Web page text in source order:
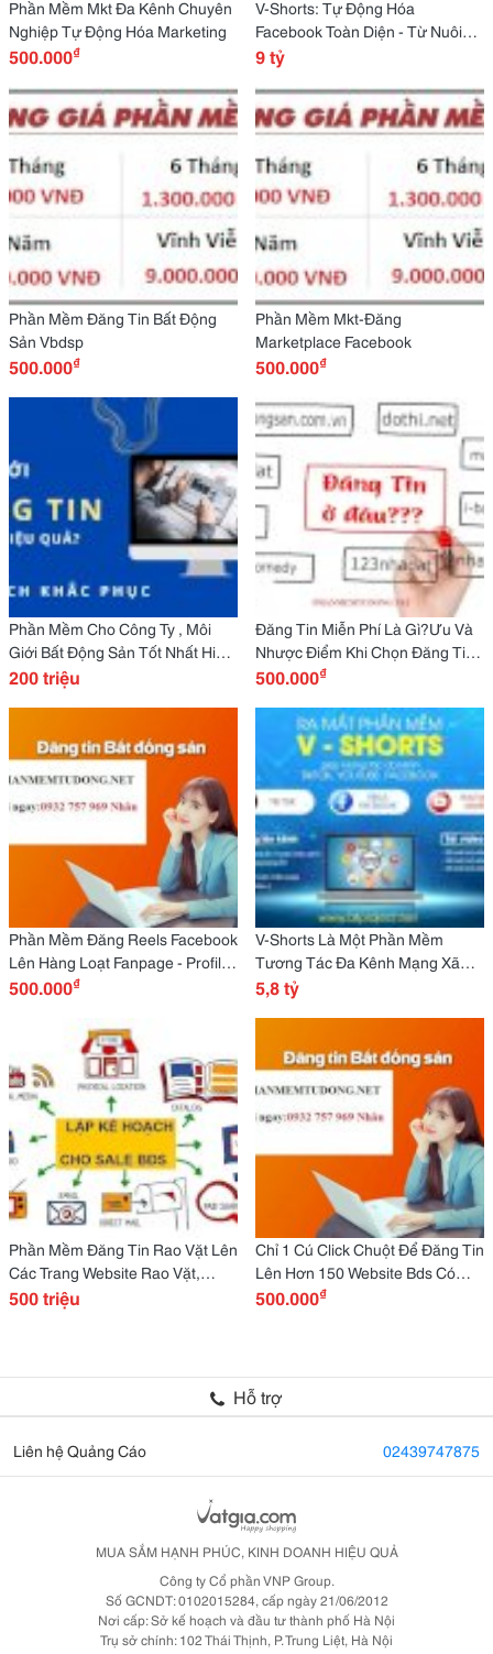
Phần Mềm Mkt Đa Kênh Chuyên
Nghiệp Tự Động Hóa Marketing
500.000₫
V-Shorts: Tự Động Hóa
Facebook Toàn Diện - Từ Nuôi
Nick Đến Bán Hàng A-Z
9 tỷ
Phần Mềm Đăng Tin Bất Động
Sản Vbdsp
500.000₫
Phần Mềm Mkt-Đăng
Marketplace Facebook
500.000₫
Phần Mềm Cho Công Ty , Môi
Giới Bất Động Sản Tốt Nhất Hiện
Nay
200 triệu
Đăng Tin Miễn Phí Là Gì?Ưu Và
Nhược Điểm Khi Chọn Đăng Tin
Miễn Phí
500.000₫
Phần Mềm Đăng Reels Facebook
Lên Hàng Loạt Fanpage - Profile
Và Re-Up Video
500.000₫
V-Shorts Là Một Phần Mềm
Tương Tác Đa Kênh Mạng Xã
Hội Như Tiktok, Youtube,
5,8 tỷ
Phần Mềm Đăng Tin Rao Vặt Lên
Các Trang Website Rao Vặt,
Quảng Cáo Tổng Hợp
500 triệu
Chỉ 1 Cú Click Chuột Để Đăng Tin
Lên Hơn 150 Website Bds Có
Khách Gọi Mỗi Ngày
500.000₫
Hỗ trợ
Liên hệ Quảng Cáo 02439747875
MUA SẮM HẠNH PHÚC, KINH DOANH HIỆU QUẢ
Công ty Cổ phần VNP Group.
Số GCNDT: 0102015284, cấp ngày 21/06/2012
Nơi cấp: Sở kế hoạch và đầu tư thành phố Hà Nội
Trụ sở chính: 102 Thái Thịnh, P. Trung Liệt, Hà Nội